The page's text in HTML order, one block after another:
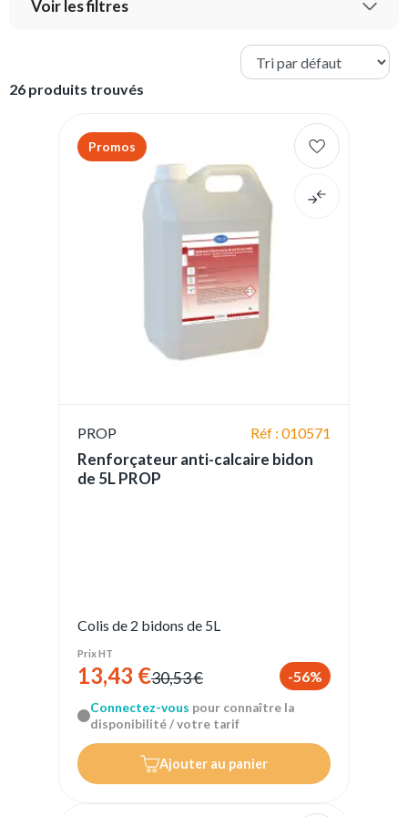
Voir les filtres
26 produits trouvés
Promos
PROP Réf : 010571
Renforçateur anti-calcaire bidon
de 5L PROP
Colis de 2 bidons de 5L
Prix HT
13,43 €30,53 € -56%
Connectez-vous pour connaître la
disponibilité / votre tarif
Ajouter au panier